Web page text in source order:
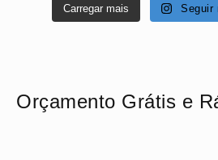
Carregar mais Seguir
Orçamento Grátis e